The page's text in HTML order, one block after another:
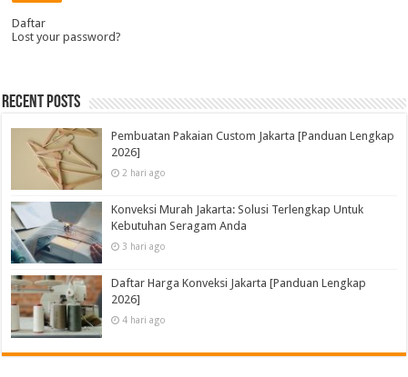
Daftar
Lost your password?
Recent Posts
Pembuatan Pakaian Custom Jakarta [Panduan Lengkap
2026]
2 hari ago
Konveksi Murah Jakarta: Solusi Terlengkap Untuk
Kebutuhan Seragam Anda
3 hari ago
Daftar Harga Konveksi Jakarta [Panduan Lengkap
2026]
4 hari ago